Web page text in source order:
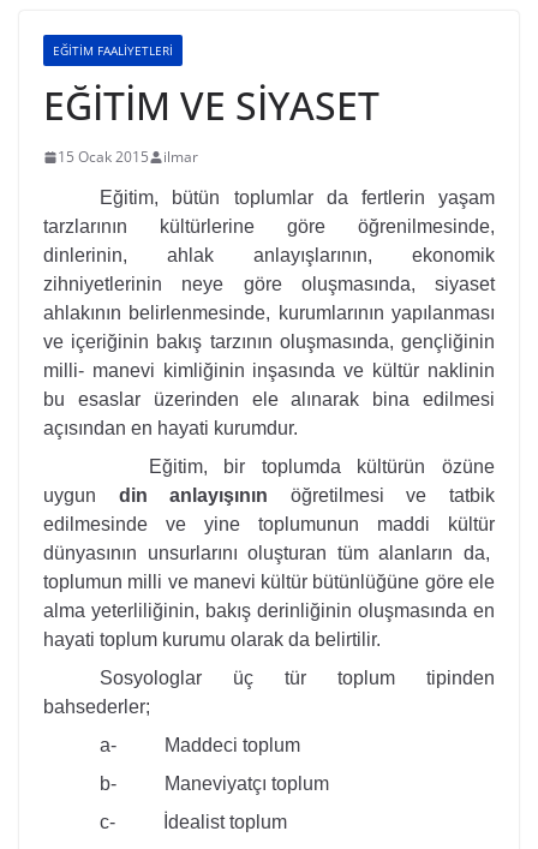
EĞİTİM FAALİYETLERİ
EĞİTİM VE SİYASET
15 Ocak 2015
ilmar
Eğitim, bütün toplumlar da fertlerin yaşam
tarzlarının kültürlerine göre öğrenilmesinde,
dinlerinin, ahlak anlayışlarının, ekonomik
zihniyetlerinin neye göre oluşmasında, siyaset
ahlakının belirlenmesinde, kurumlarının yapılanması
ve içeriğinin bakış tarzının oluşmasında, gençliğinin
milli- manevi kimliğinin inşasında ve kültür naklinin
bu esaslar üzerinden ele alınarak bina edilmesi
açısından en hayati kurumdur.
Eğitim, bir toplumda kültürün özüne
uygun
din anlayışının
öğretilmesi ve tatbik
edilmesinde ve yine toplumunun maddi kültür
dünyasının unsurlarını oluşturan tüm alanların da,
toplumun milli ve manevi kültür bütünlüğüne göre ele
alma yeterliliğinin, bakış derinliğinin oluşmasında en
hayati toplum kurumu olarak da belirtilir.
Sosyologlar üç tür toplum tipinden
bahsederler;
a-
Maddeci toplum
b-
Maneviyatçı toplum
c-
İdealist toplum